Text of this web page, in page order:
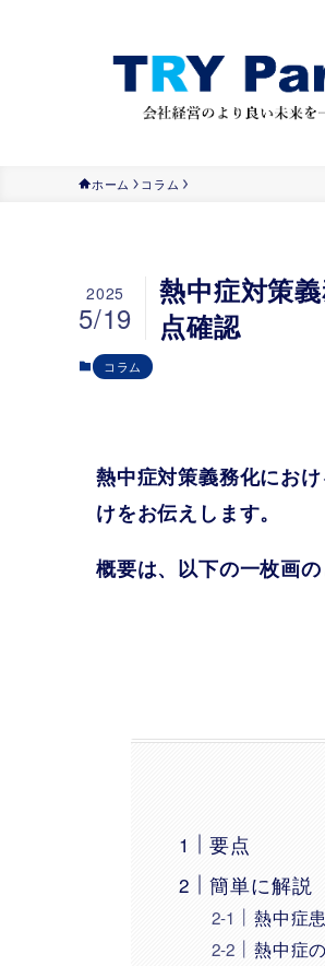
ホーム コラム
熱中症対策
点確認
2025
5/19
コラム
熱中症対策義務化にお
けをお伝えします。
概要は、以下の一枚画の
要点
簡単に解説
熱中症
熱中症